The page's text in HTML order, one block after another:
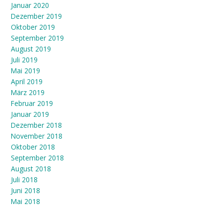
Januar 2020
Dezember 2019
Oktober 2019
September 2019
August 2019
Juli 2019
Mai 2019
April 2019
März 2019
Februar 2019
Januar 2019
Dezember 2018
November 2018
Oktober 2018
September 2018
August 2018
Juli 2018
Juni 2018
Mai 2018